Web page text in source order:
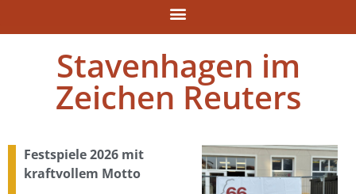
Stavenhagen im
Zeichen Reuters
Festspiele 2026 mit
kraftvollem Motto